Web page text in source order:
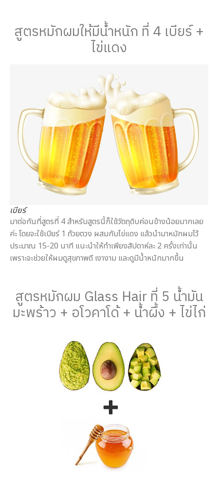
สูตรหมักผมให้มีน้ำหนัก ที่ 4 เบียร์ +
ไข่แดง
เบียร์
มาต่อกันที่สูตรที่ 4 สำหรับสูตรนี้ก็ใช้วัตถุดิบค่อนข้างน้อยมากเลย
ค่ะ โดยจะใช้เบียร์ 1 ถ้วยตวง ผสมกับไข่แดง แล้วนำมาหมักผมไว้
ประมาณ 15-20 นาที แนะนำให้ทำเพียงสัปดาห์ละ 2 ครั้งเท่านั้น
เพราะจะช่วยให้ผมดูสุขภาพดี เงางาม และดูมีน้ำหนักมากขึ้น
สูตรหมักผม Glass Hair ที่ 5 น้ำมัน
มะพร้าว + อโวคาโด้ + น้ำผึ้ง + ไข่ไก่